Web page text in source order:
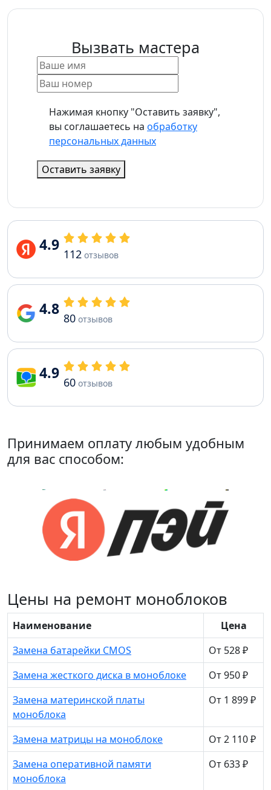
Вызвать мастера
Нажимая кнопку "Оставить заявку",
вы соглашаетесь на обработку
персональных данных
Оставить заявку
4.9 112 отзывов
4.8 80 отзывов
4.9 60 отзывов
Принимаем оплату любым удобным
для вас способом:
Цены на ремонт моноблоков
Наименование
Цена
Замена батарейки CMOS
От 528 ₽
Замена жесткого диска в моноблоке
От 950 ₽
Замена материнской платы
моноблока
От 1 899 ₽
Замена матрицы на моноблоке
От 2 110 ₽
Замена оперативной памяти
моноблока
От 633 ₽